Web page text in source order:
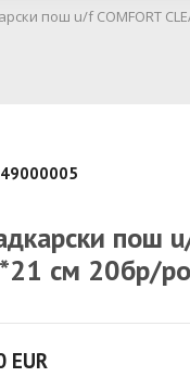
пош u/f COMFORT
пош
см 20бр/
EUR